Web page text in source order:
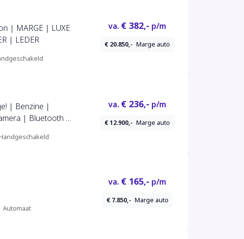
| MARGE | LUXE
| LEDER
va. € 382,- p/m
€ 20.850,- Marge auto
| Benzine |
| Bluetooth |
va. € 236,- p/m
€ 12.900,- Marge auto
Automaat
va. € 165,- p/m
€ 7.850,- Marge auto